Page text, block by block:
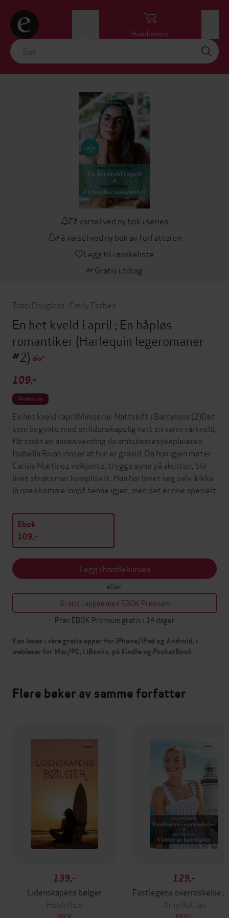
Handlekurv
Få varsel ved ny bok i serien
Få varsel ved ny bok av forfatteren
Legg til i ønskeliste
Gratis utdrag
Traci Douglass Emily Forbes
En het kveld i april ; En håpløs
romantiker(Harlequin legeromaner
#2)
109,-
Premium
En het kveld i aprilMiniserie: Nattskift i Barcelona (2)Det
som begynte med en lidenskapelig natt en varm vårkveld,
får raskt en annen vending da ambulansesykepleieren
Isabella Rivas innser at hun er gravid. Da hun igjen møter
Carlos Martinez velkjente, trygge øyne på akutten, blir
livet straks mer komplisert. Hun har lovet seg selv å ikke
la noen komme innpå henne igjen, men det er noe spesielt
Ebok
109,-
Legg i handlekurven
eller
Gratis i appen med EBOK Premium
Prøv EBOK Premium gratis i 14 dager
Kan leses i våre gratis apper for iPhone/iPad og Android, i
webleser for Mac/PC, i iBooks, på Kindle og PocketBook
Flere bøker av samme forfatter
139,-
Lidenskapens bølger
Heidi Rice
EBOK
129,-
Amy Ruttan
EBOK